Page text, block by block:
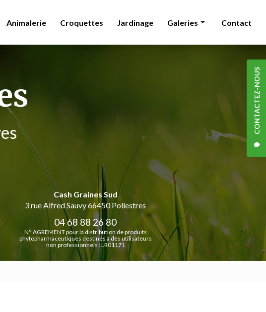
CONTACTEZ-NOUS
Animalerie Croquettes Jardinage Galeries Contact
Cash Graines Sud
3 rue Alfred Sauvy66450 Pollestres
04 68 88 26 80
N° AGREMENT pour la distribution de produits
phytopharmaceutiques destinés à des utilisateurs
non professionnels : LR01171